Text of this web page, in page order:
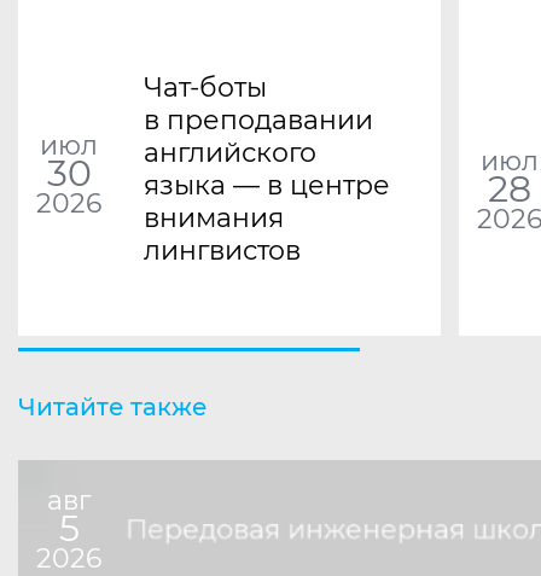
июл
30
2026
Чат-боты
в преподавании
английского
языка — в центре
внимания
лингвистов
июл
28
2026
Читайте также
авг
5
2026
Передовая инженерная